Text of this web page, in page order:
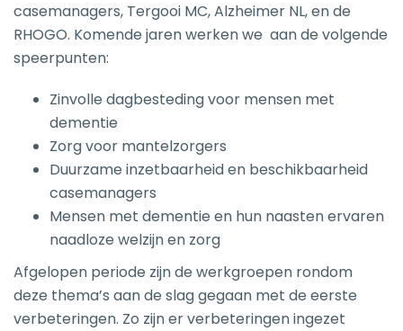
casemanagers, Tergooi MC, Alzheimer NL, en de
RHOGO. Komende jaren werken we aan de volgende
speerpunten:
Zinvolle dagbesteding voor mensen met
dementie
Zorg voor mantelzorgers
Duurzame inzetbaarheid en beschikbaarheid
casemanagers
Mensen met dementie en hun naasten ervaren
naadloze welzijn en zorg
Afgelopen periode zijn de werkgroepen rondom
deze thema’s aan de slag gegaan met de eerste
verbeteringen. Zo zijn er verbeteringen ingezet